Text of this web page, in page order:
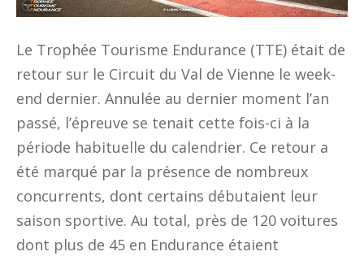
Le Trophée Tourisme Endurance (TTE) était de
retour sur le Circuit du Val de Vienne le week-
end dernier. Annulée au dernier moment l’an
passé, l’épreuve se tenait cette fois-ci à la
période habituelle du calendrier. Ce retour a
été marqué par la présence de nombreux
concurrents, dont certains débutaient leur
saison sportive. Au total, près de 120 voitures
dont plus de 45 en Endurance étaient